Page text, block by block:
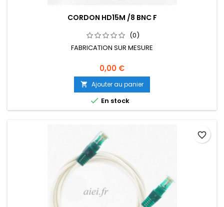
CORDON HD15M /8 BNC F
(0)
FABRICATION SUR MESURE
0,00 €
 Ajouter au panier
 En stock
favorite_border